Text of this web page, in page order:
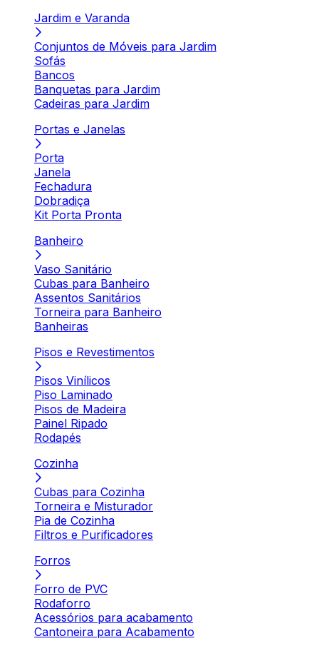
Jardim e Varanda
Conjuntos de Móveis para Jardim
Sofás
Bancos
Banquetas para Jardim
Cadeiras para Jardim
Portas e Janelas
Porta
Janela
Fechadura
Dobradiça
Kit Porta Pronta
Banheiro
Vaso Sanitário
Cubas para Banheiro
Assentos Sanitários
Torneira para Banheiro
Banheiras
Pisos e Revestimentos
Pisos Vinílicos
Piso Laminado
Pisos de Madeira
Painel Ripado
Rodapés
Cozinha
Cubas para Cozinha
Torneira e Misturador
Pia de Cozinha
Filtros e Purificadores
Forros
Forro de PVC
Rodaforro
Acessórios para acabamento
Cantoneira para Acabamento